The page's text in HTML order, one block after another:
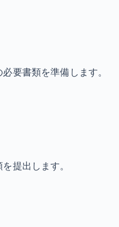
要書類を準備します。
提出します。